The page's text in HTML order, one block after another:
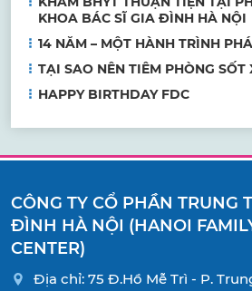
KHOA BÁC SĨ GIA ĐÌNH HÀ NỘI
14 NĂM – MỘT HÀNH TRÌNH
TẠI SAO NÊN TIÊM PHÒNG SỐT
HAPPY BIRTHDAY FDC
CÔNG TY CỔ PHẦN TRUNG
ĐÌNH HÀ NỘI (HANOI
CENTER)
Địa chỉ: 75 Đ.Hồ Mễ Trì - P.